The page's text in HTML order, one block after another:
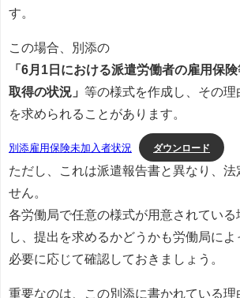
す。
この場合、別添の
「6月1日における派遣労働者の雇用保
取得の状況」 等の様式を作成し、その理
を求められることがあります。
別添雇用保険未加入者状況 ダウンロード
ただし、これは派遣報告書と異なり、法
せん。
各労働局で任意の様式が用意されている
し、提出を求めるかどうかも労働局によ
必要に応じて確認しておきましょう。
重要なのは、この別添に書かれている理